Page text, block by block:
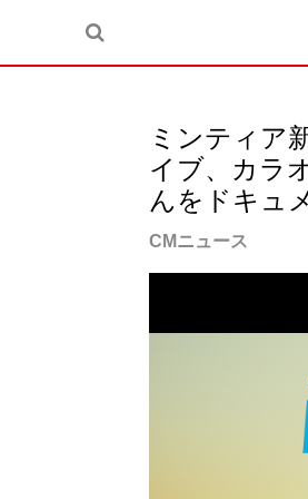
ミンティア
イブ、カラ
んをドキュ
CMニュース